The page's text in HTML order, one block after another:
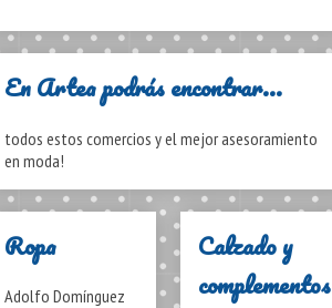
En Artea podrás encontrar...
todos estos comercios y el mejor asesoramiento
en moda!
Ropa
Adolfo Domínguez
Calzado y
complementos